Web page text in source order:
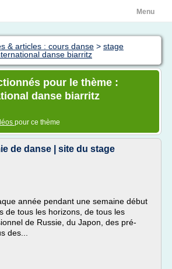
Menu
& articles : cours danse > stage
danse biarritz
pour le thème :
danse biarritz
pour ce thème
de danse | site du stage
année pendant une semaine début
de tous les horizons, de tous les
de Russie, du Japon, des pré-
des...